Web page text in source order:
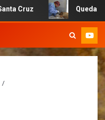
Quedan últimos